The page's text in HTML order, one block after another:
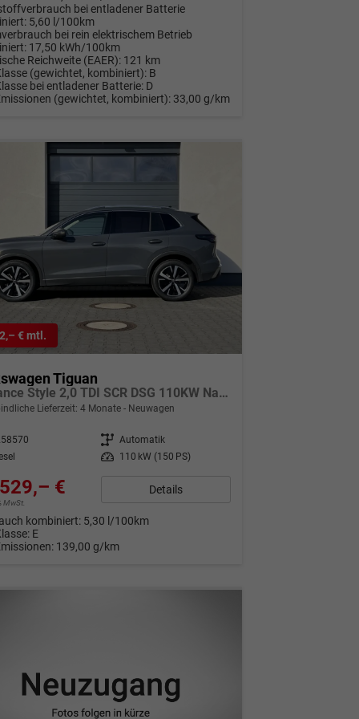
bei entladener Batterie
5,60 l/100km
bei rein elektrischem Betrieb
17,50 kWh/100km
Reichweite (EAER): 121 km
(gewichtet, kombiniert): B
bei entladener Batterie: D
(gewichtet, kombiniert): 33,00 g/km
€ mtl.
Tiguan
Elegance Style 2,0 TDI SCR DSG 110KW Navi Matrix
Lieferzeit:4 Monate Neuwagen
Getriebe Automatik
Leistung 110 kW (150 PS)
€
MwSt.
Details
kombiniert: 5,30 l/100km
E
139,00 g/km